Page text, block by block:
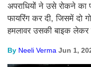
अपराधियों ने उसे रोकने का
फायरिंग कर दी, जिसमें दो
हमलावर उसकी बाइक लेकर
By Neeli Verma Jun 1,